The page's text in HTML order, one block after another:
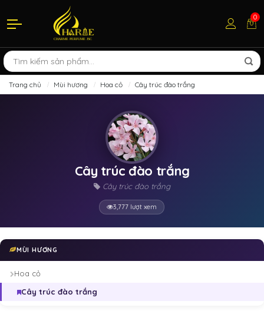
0
Trang chủ Mùi hương Hoa cỏ Cây trúc đào trắng
Cây trúc đào trắng
Cây trúc đào trắng
3,777 lượt xem
MÙI HƯƠNG
Hoa cỏ
Cây trúc đào trắng